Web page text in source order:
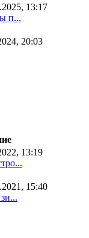
13:17
п...
20:03
13:19
15:40